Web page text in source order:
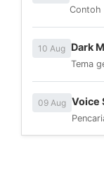
Contoh
10 Aug Dark
Tema
09 Aug Voice